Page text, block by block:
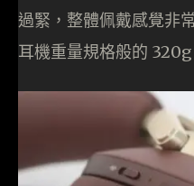
過緊，整體佩戴感覺非
耳機重量規格般的 320g